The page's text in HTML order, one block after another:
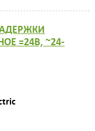
=24В, ~24-